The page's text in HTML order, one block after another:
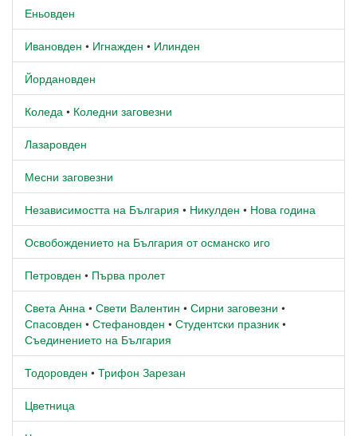
Еньовден
Ивановден • Игнажден • Илинден
Йордановден
Коледа • Коледни заговезни
Лазаровден
Месни заговезни
Независимостта на България • Никулден • Нова година
Освобождението на България от османско иго
Петровден • Първа пролет
Света Анна • Свети Валентин • Сирни заговезни •
Спасовден • Стефановден • Студентски празник •
Съединението на България
Тодоровден • Трифон Зарезан
Цветница